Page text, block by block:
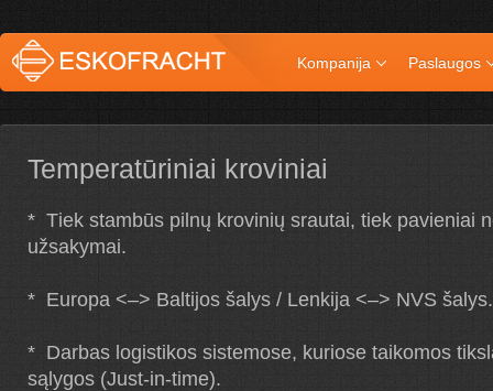
Kompanija Paslaugos
Temperatūriniai kroviniai
* Тiek stambūs pilnų krovinių srautai, tiek pavieniai
užsakymai.
* Europa <–> Baltijos šalys / Lenkija <–> NVS šalys.
* Darbas logistikos sistemose, kuriose taikomos
sąlygos (Just-in-time).